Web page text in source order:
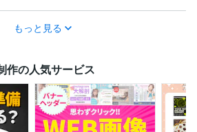
もっと見る
作の人気サービス